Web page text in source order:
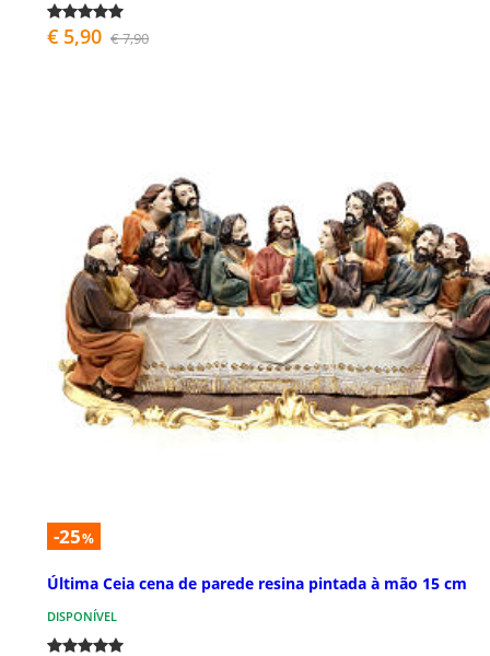
€ 5,90 € 7,90
-25%
Última Ceia cena de parede resina pintada à mão 15 cm
DISPONÍVEL